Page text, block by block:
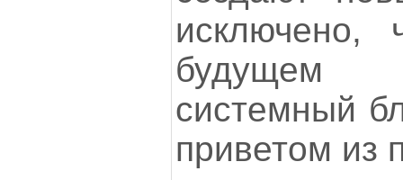
исключено,
будущем
системный
приветом из